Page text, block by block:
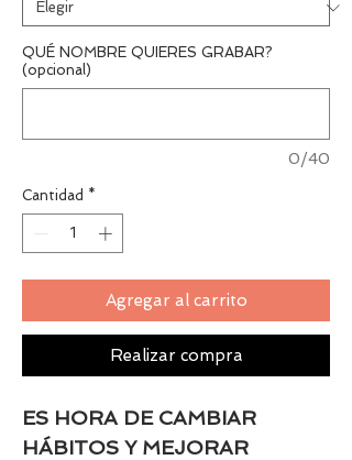
QUÉ NOMBRE QUIERES GRABAR?
(opcional)
0/40
Cantidad *
Agregar al carrito
Realizar compra
ES HORA DE CAMBIAR
HÁBITOS Y MEJORAR